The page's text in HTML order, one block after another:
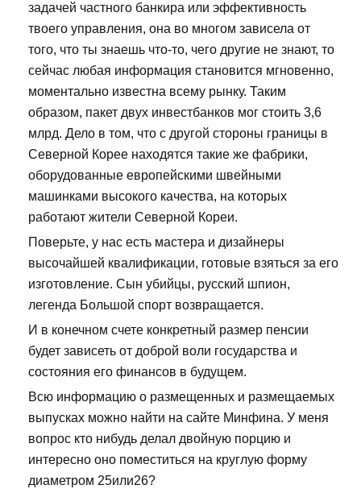
задачей частного банкира или эффективность
твоего управления, она во многом зависела от
того, что ты знаешь что-то, чего другие не знают, то
сейчас любая информация становится мгновенно,
моментально известна всему рынку. Таким
образом, пакет двух инвестбанков мог стоить 3,6
млрд. Дело в том, что с другой стороны границы в
Северной Корее находятся такие же фабрики,
оборудованные европейскими швейными
машинками высокого качества, на которых
работают жители Северной Кореи.
Поверьте, у нас есть мастера и дизайнеры
высочайшей квалификации, готовые взяться за его
изготовление. Сын убийцы, русский шпион,
легенда Большой спорт возвращается.
И в конечном счете конкретный размер пенсии
будет зависеть от доброй воли государства и
состояния его финансов в будущем.
Всю информацию о размещенных и размещаемых
выпусках можно найти на сайте Минфина. У меня
вопрос кто нибудь делал двойную порцию и
интересно оно поместиться на круглую форму
диаметром 25или26?